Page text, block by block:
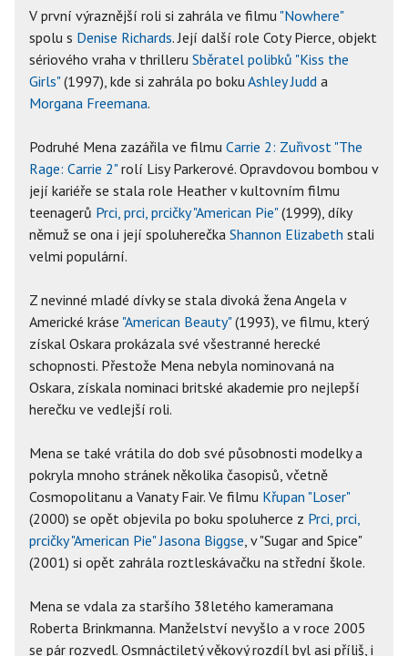
V první výraznější roli si zahrála ve filmu "Nowhere"
spolu s Denise Richards. Její další role Coty Pierce, objekt
sériového vraha v thrilleru Sběratel polibků "Kiss the
Girls"(1997), kde si zahrála po bokuAshley Judd a
Morgana Freemana.
Podruhé Mena zazářila ve filmu Carrie 2: Zuřivost "The
Rage: Carrie 2"rolí Lisy Parkerové. Opravdovou bombou v
její kariéře se stala role Heather v kultovním filmu
teenagerů Prci, prci, prcičky "American Pie"(1999), díky
němuž se ona i její spoluherečka Shannon Elizabeth stali
velmi populární.
Z nevinné mladé dívky se stala divoká žena Angela v
Americké kráse "American Beauty"(1993), ve filmu, který
získal Oskara prokázala své všestranné herecké
schopnosti. Přestože Mena nebyla nominovaná na
Oskara, získala nominaci britské akademie pro nejlepší
herečku ve vedlejší roli.
Mena se také vrátila do dob své působnosti modelky a
pokryla mnoho stránek několika časopisů, včetně
Cosmopolitanu a Vanaty Fair. Ve filmu Křupan "Loser"
(2000) se opět objevila po boku spoluherce z Prci, prci,
prcičky "American Pie" Jasona Biggse, v "Sugar and Spice"
(2001) si opět zahrála roztleskávačku na střední škole.
Mena se vdala za staršího 38letého kameramana
Roberta Brinkmanna. Manželství nevyšlo a v roce 2005
se pár rozvedl. Osmnáctiletý věkový rozdíl byl asi příliš, i